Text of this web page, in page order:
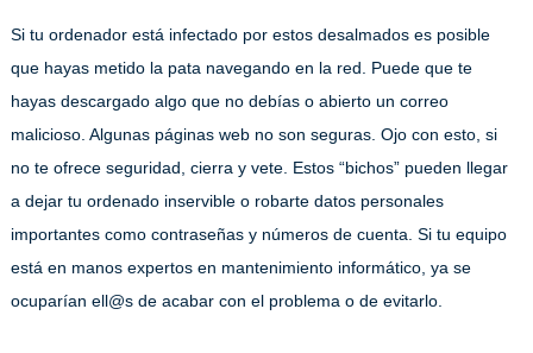
Si tu ordenador está infectado por estos desalmados es posible
que hayas metido la pata navegando en la red. Puede que te
hayas descargado algo que no debías o abierto un correo
malicioso. Algunas páginas web no son seguras. Ojo con esto, si
no te ofrece seguridad, cierra y vete. Estos “bichos” pueden llegar
a dejar tu ordenado inservible o robarte datos personales
importantes como contraseñas y números de cuenta. Si tu equipo
está en manos expertos en mantenimiento informático, ya se
ocuparían ell@s de acabar con el problema o de evitarlo.